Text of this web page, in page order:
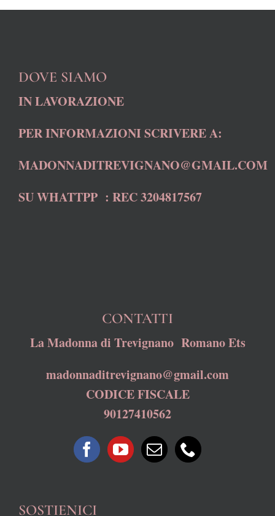
DOVE SIAMO
IN LAVORAZIONE
PER INFORMAZIONI SCRIVERE A:
MADONNADITREVIGNANO@GMAIL.COM
SU WHATTPP : REC 3204817567
CONTATTI
La Madonna di Trevignano Romano Ets
madonnaditrevignano@gmail.com
CODICE FISCALE
90127410562
SOSTIENICI